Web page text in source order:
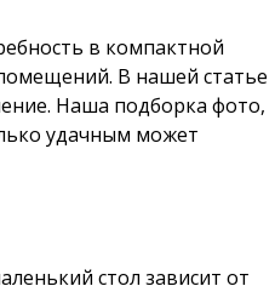
в компактной
В нашей статье
Наша подборка фото,
удачным может
стол зависит от